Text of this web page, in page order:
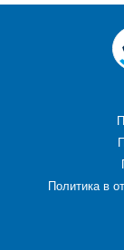
Политика в